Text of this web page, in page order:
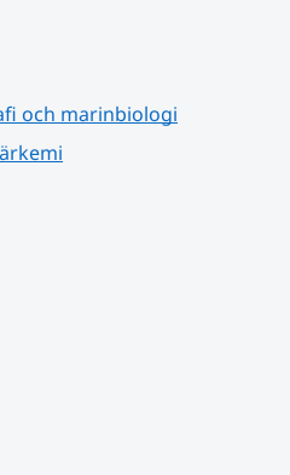
och marinbiologi